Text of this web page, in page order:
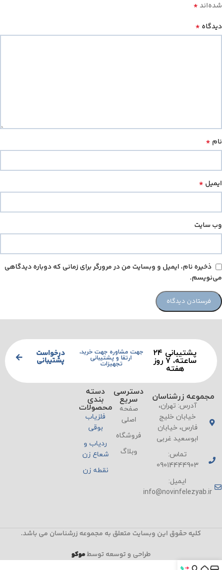
شده‌اند*
دیدگاه *
نام *
ایمیل *
وب‌ سایت
ذخیره نام، ایمیل و وبسایت من در مرورگر برای زمانی که دوباره دیدگاهی
می‌نویسم.
پشتیبانی ۲۴
ساعته، ۷ روز
هفته
جهت مشاوره جهت خرید،
ارتقا و پشتیبانی
تجهیزات
درخواست
پشتیبانی
مجموعه زرشناسان
آدرس: تهران،
خیابان خلیج
فارس، خیابان
ابوسعید غربی
تماس:
09014444903
ایمیل:
info@novinfelezyab.ir
دسترسی
سریع
صفحه
اصلی
فروشگاه
وبلاگ
دسته
بندی
محصولات
فلزیاب
بوقی
ردیاب و
شعاع زن
نقطه زن
کلیه حقوق این وبسایت متعلق به مجموعه زرشناسان می باشد.
طراحی و توسعه توسطموکو